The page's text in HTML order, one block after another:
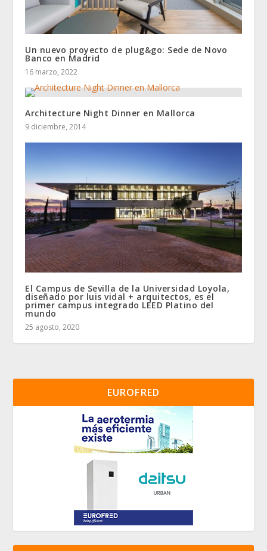
Un nuevo proyecto de plug&go: Sede de Novo
Banco en Madrid
16 marzo, 2022
Architecture Night Dinner en Mallorca
9 diciembre, 2014
El Campus de Sevilla de la Universidad Loyola,
diseñado por luis vidal + arquitectos, es el
primer campus integrado LEED Platino del
mundo
25 agosto, 2020
EUROFRED